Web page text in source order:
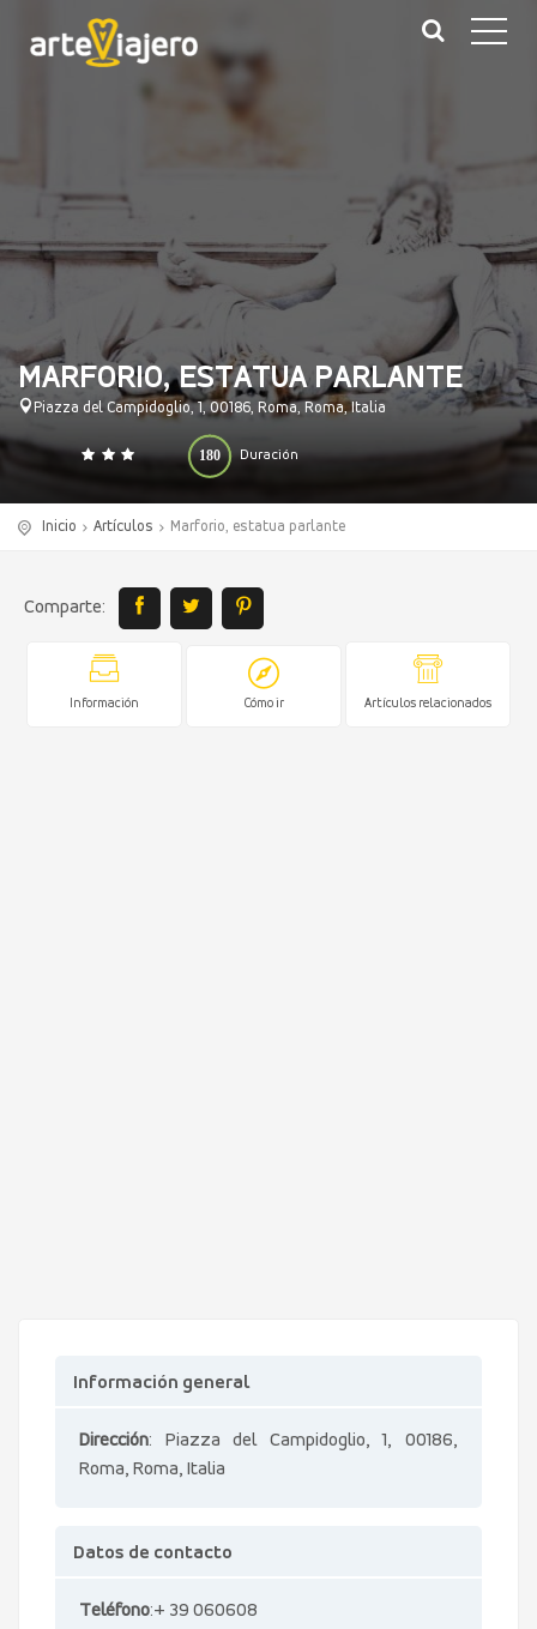
MARFORIO, ESTATUA PARLANTE
Piazza del Campidoglio, 1, 00186, Roma, Roma, Italia
Duración
180
0 140
Inicio Artículos Marforio, estatua parlante
Comparte:
Información Cómo ir Artículos relacionados
Información general
Dirección: Piazza del Campidoglio, 1, 00186,
Roma, Roma, Italia
Datos de contacto
Teléfono:+ 39 060608